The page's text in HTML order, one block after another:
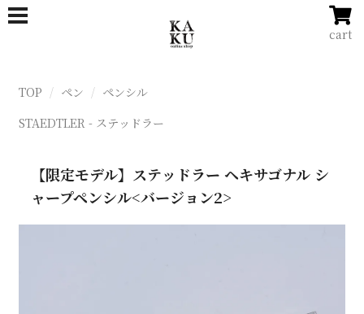
cart
TOP ペン
ペンシル
STAEDTLER - ステッドラー
【限定モデル】ステッドラー ヘキサゴナル シ
ャープペンシル<バージョン2>